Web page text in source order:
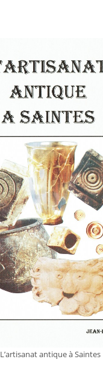
L’artisanat antique à Saintes